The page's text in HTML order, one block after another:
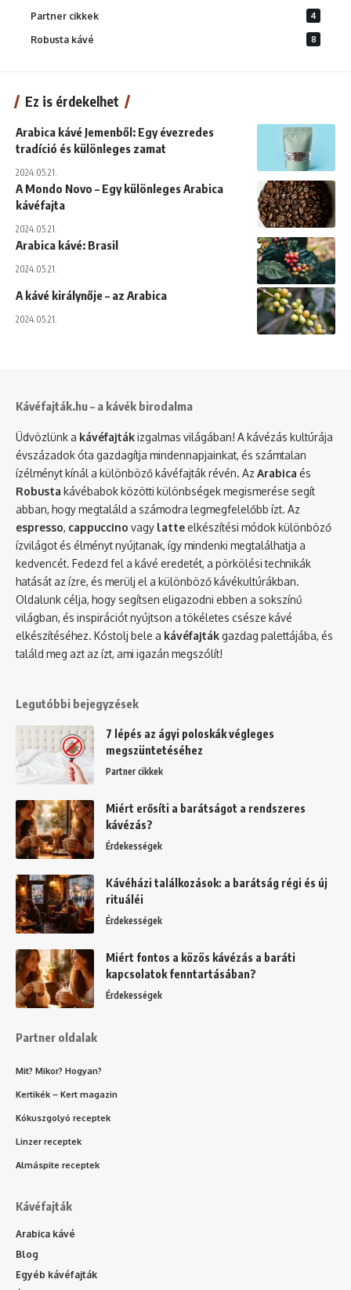
Partner cikkek 4
Robusta kávé 8
Ez is érdekelhet
Arabica kávé Jemenből: Egy évezredes
tradíció és különleges zamat
2024.05.21.
A Mondo Novo – Egy különleges Arabica
kávéfajta
2024.05.21.
Arabica kávé: Brasil
2024.05.21.
A kávé királynője – az Arabica
2024.05.21.
Kávéfajták.hu – a kávék birodalma
Üdvözlünk a kávéfajtákizgalmas világában! A kávézás kultúrája
évszázadok óta gazdagítja mindennapjainkat, és számtalan
ízélményt kínál a különböző kávéfajták révén. Az Arabica és
Robusta kávébabok közötti különbségek megismerése segít
abban, hogy megtaláld a számodra legmegfelelőbb ízt. Az
espresso, cappuccino vagy latte elkészítési módok különböző
ízvilágot és élményt nyújtanak, így mindenki megtalálhatja a
kedvencét. Fedezd fel a kávé eredetét, a pörkölési technikák
hatását az ízre, és merülj el a különböző kávékultúrákban.
Oldalunk célja, hogy segítsen eligazodni ebben a sokszínű
világban, és inspirációt nyújtson a tökéletes csésze kávé
elkészítéséhez. Kóstolj bele a kávéfajtákgazdag palettájába, és
találd meg azt az ízt, ami igazán megszólít!
Legutóbbi bejegyzések
7 lépés az ágyi poloskák végleges
megszüntetéséhez
Partner cikkek
Miért erősíti a barátságot a rendszeres
kávézás?
Érdekességek
Kávéházi találkozások: a barátság régi és új
rituáléi
Érdekességek
Miért fontos a közös kávézás a baráti
kapcsolatok fenntartásában?
Érdekességek
Partner oldalak
Mit? Mikor? Hogyan?
Kertikék – Kert magazin
Kókuszgolyó receptek
Linzer receptek
Almáspite receptek
Kávéfajták
Arabica kávé
Blog
Egyéb kávéfajták